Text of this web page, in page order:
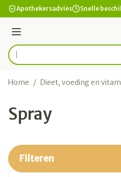
Ga naar de inhoud
Apothekersadvies Snelle
Menu
Product, merk, categorie...
Home / Dieet, voeding en
Spray
Filteren